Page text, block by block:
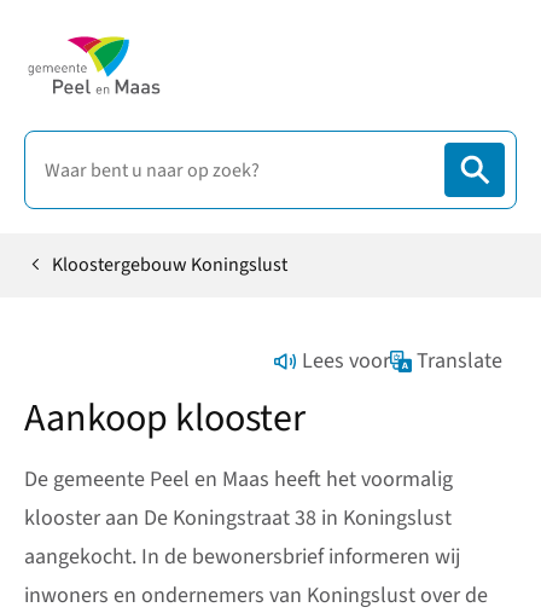
HomeKloostergebouw Koningslust
Lees voor Translate
Aankoop klooster
De gemeente Peel en Maas heeft het voormalig
klooster aan De Koningstraat 38 in Koningslust
aangekocht. In de bewonersbrief informeren wij
inwoners en ondernemers van Koningslust over de